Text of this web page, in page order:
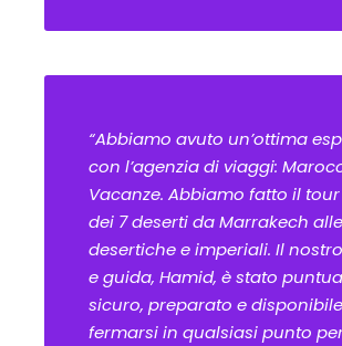
“Abbiamo avuto un’ottima
con l’agenzia di viaggi:
Vacanze. Abbiamo fatto il
dei 7 deserti da Marrakech
desertiche e imperiali. Il
e guida, Hamid, è stato
sicuro, preparato e
fermarsi in qualsiasi punto